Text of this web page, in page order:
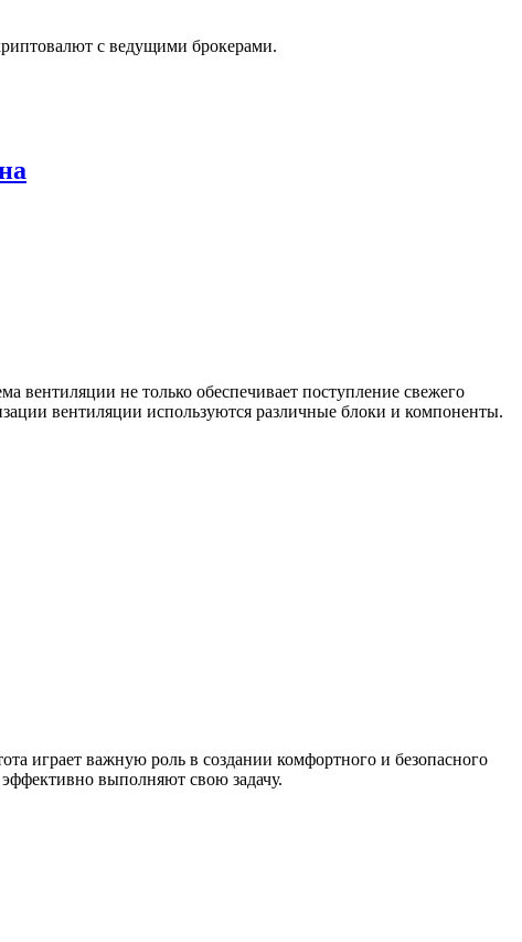
с ведущими брокерами.
вентиляции не только обеспечивает поступление свежего
вентиляции используются различные блоки и компоненты.
играет важную роль в создании комфортного и безопасного
выполняют свою задачу.